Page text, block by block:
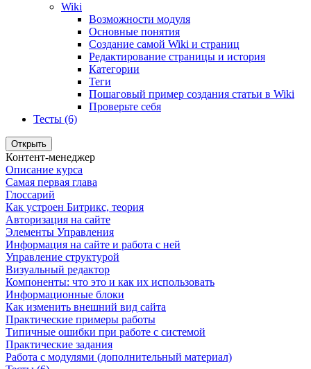
Wiki
Возможности модуля
Основные понятия
Создание самой Wiki и страниц
Редактирование страницы и история
Категории
Теги
Пошаговый пример создания статьи в Wiki
Проверьте себя
Тесты (6)
Открыть
Контент-менеджер
Описание курса
Самая первая глава
Глоссарий
Как устроен Битрикс, теория
Авторизация на сайте
Элементы Управления
Информация на сайте и работа с ней
Управление структурой
Визуальный редактор
Компоненты: что это и как их использовать
Информационные блоки
Как изменить внешний вид сайта
Практические примеры работы
Типичные ошибки при работе с системой
Практические задания
Работа с модулями (дополнительный материал)